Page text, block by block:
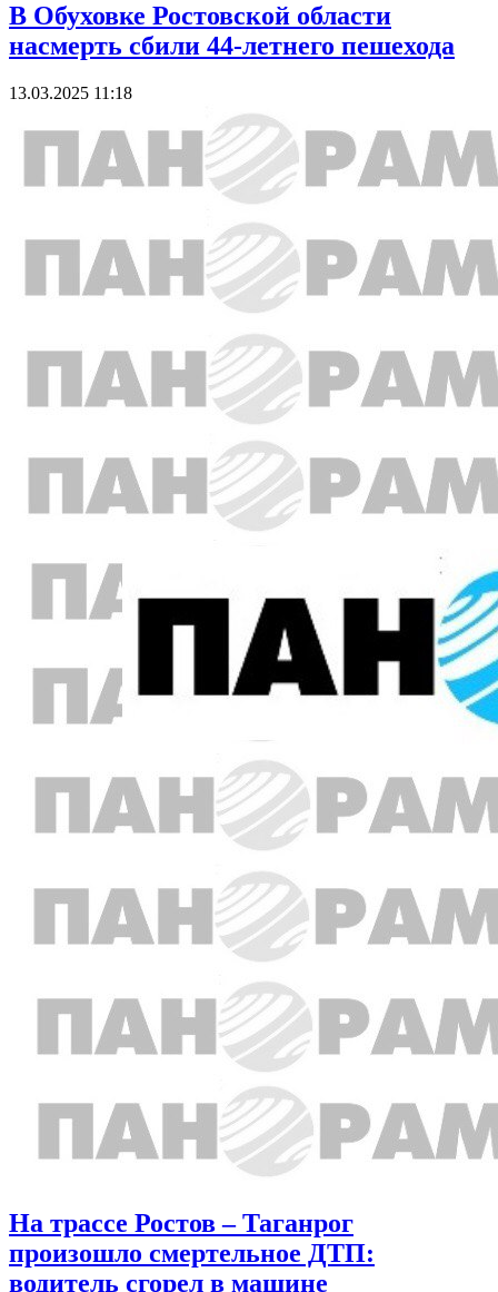
В Обуховке Ростовской области
насмерть сбили 44-летнего пешехода
13.03.2025 11:18
На трассе Ростов – Таганрог
произошло смертельное ДТП:
водитель сгорел в машине